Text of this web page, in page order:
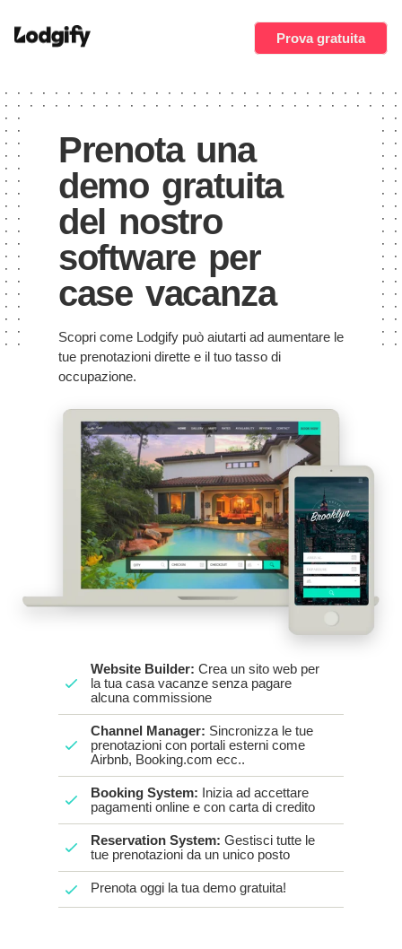
Prova gratuita
Prenota una
demo gratuita
del nostro
software per
case vacanza
Scopri come Lodgify può aiutarti ad aumentare le
tue prenotazioni dirette e il tuo tasso di
occupazione.
Website Builder: Crea un sito web per
la tua casa vacanze senza pagare
alcuna commissione
Channel Manager: Sincronizza le tue
prenotazioni con portali esterni come
Airbnb, Booking.com ecc..
Booking System: Inizia ad accettare
pagamenti online e con carta di credito
Reservation System: Gestisci tutte le
tue prenotazioni da un unico posto
Prenota oggi la tua demo gratuita!